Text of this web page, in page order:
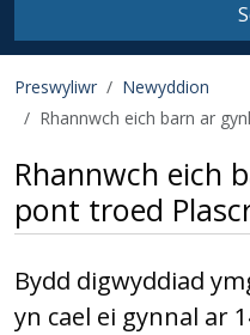
Preswyliwr
Newyddion
Rhannwch eich barn ar
Rhannwch eich
pont troed
Bydd digwyddiad
yn cael ei gynnal ar